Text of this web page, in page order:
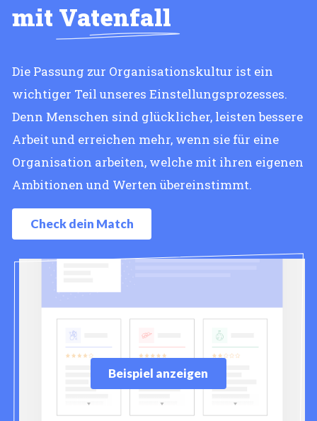
mit Vatenfall
Die Passung zur Organisationskultur ist ein
wichtiger Teil unseres Einstellungsprozesses.
Denn Menschen sind glücklicher, leisten bessere
Arbeit und erreichen mehr, wenn sie für eine
Organisation arbeiten, welche mit ihren eigenen
Ambitionen und Werten übereinstimmt.
Check dein Match
Beispiel anzeigen